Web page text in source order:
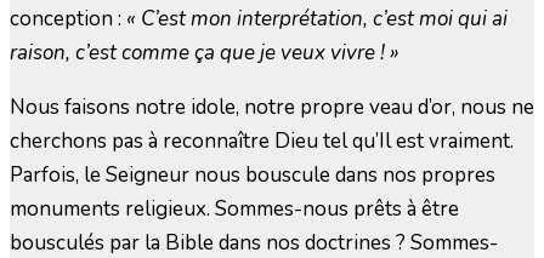
conception : « C’est mon interprétation, c’est moi qui ai
raison, c’est comme ça que je veux vivre ! »
Nous faisons notre idole, notre propre veau d’or, nous ne
cherchons pas à reconnaître Dieu tel qu’Il est vraiment.
Parfois, le Seigneur nous bouscule dans nos propres
monuments religieux. Sommes-nous prêts à être
bousculés par la Bible dans nos doctrines ? Sommes-